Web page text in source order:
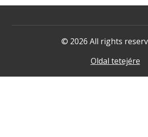
© 2026 All rights
Oldal tetejére